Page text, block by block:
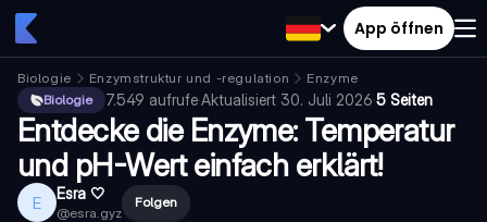
App öffnen
Biologie Enzymstruktur und -regulation
Enzyme
Biologie
7.549 aufrufe·Aktualisiert 30. Juli 2026·5 Seiten
Entdecke die Enzyme: Temperatur
und pH-Wert einfach erklärt!
E Esra 🤍
@esra.gyz
Folgen